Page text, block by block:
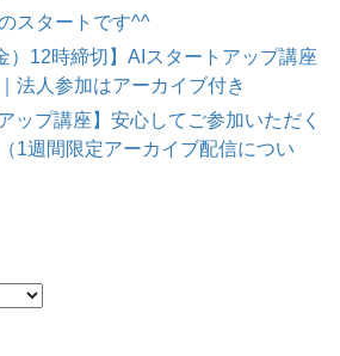
スタートです^^
）12時締切】AIスタートアップ講座
法人参加はアーカイブ付き
ップ講座】安心してご参加いただく
1週間限定アーカイブ配信につい